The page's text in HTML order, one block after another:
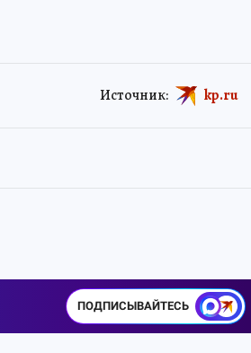
Источник: kp.ru
ПОДПИСЫВАЙТЕСЬ